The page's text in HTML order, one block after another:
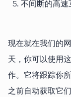
不间断的高速
现在就在我们的
天，你可以使用
作。它将跟踪你
之前自动获取它们